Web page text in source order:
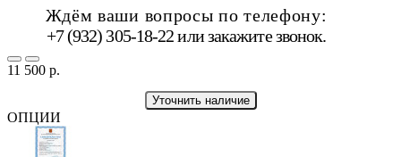
Ждём ваши вопросы по телефону:
+7 (932) 305-18-22 илизакажите звонок.
11 500 р.
Уточнить наличие
ОПЦИИ